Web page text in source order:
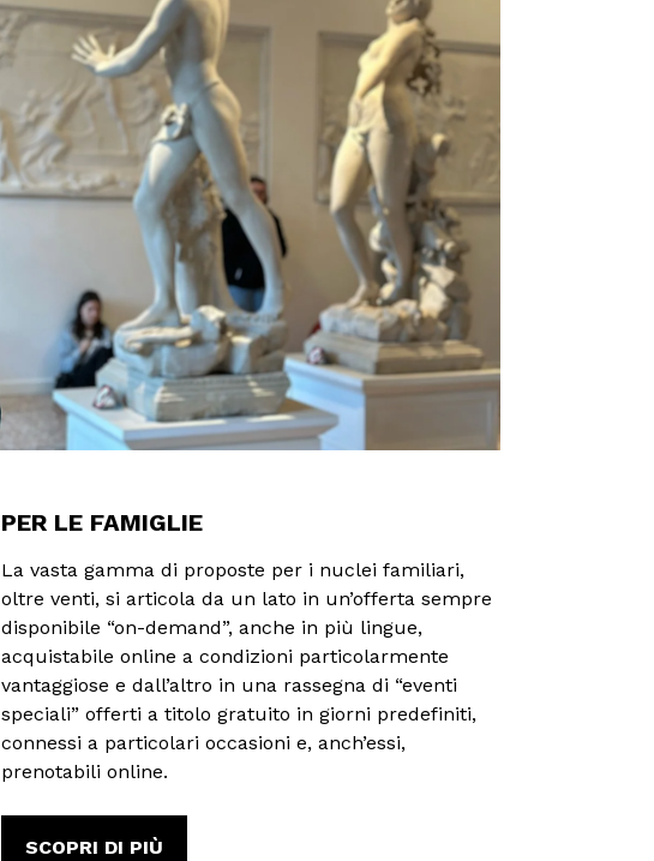
PER LE FAMIGLIE
La vasta gamma di proposte per i nuclei familiari,
oltre venti, si articola da un lato in un’offerta sempre
disponibile “on-demand”, anche in più lingue,
acquistabile online a condizioni particolarmente
vantaggiose e dall’altro in una rassegna di “eventi
speciali” offerti a titolo gratuito in giorni predefiniti,
connessi a particolari occasioni e, anch’essi,
prenotabili online.
SCOPRI DI PIÙ